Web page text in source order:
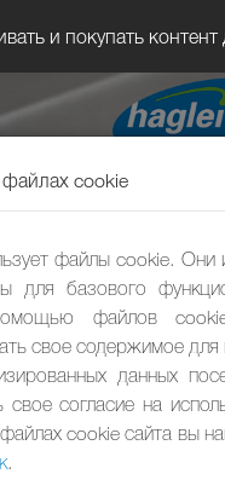
и покупать
cookie
файлы cookie.
для базового
файлов
свое содержимое
данных
свое согласие на
cookie сайта вы
.